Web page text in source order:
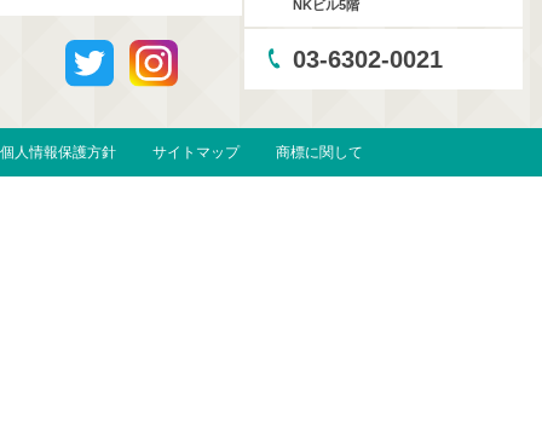
NKビル5階
03-6302-0021
個人情報保護方針 サイトマップ 商標に関して